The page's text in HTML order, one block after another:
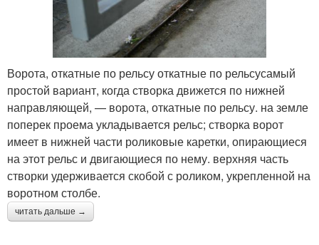
Ворота, откатные по рельсу откатные по рельсусамый
простой вариант, когда створка движется по нижней
направляющей, — ворота, откатные по рельсу. на земле
поперек проема укладывается рельс; створка ворот
имеет в нижней части роликовые каретки, опирающиеся
на этот рельс и двигающиеся по нему. верхняя часть
створки удерживается скобой с роликом, укрепленной на
воротном столбе.
читать дальше →